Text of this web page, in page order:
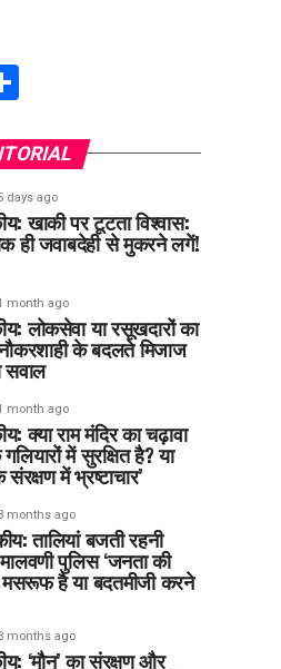
days ago
खाकी पर टूटता विश्वास:
ही जवाबदेही से मुकरने लगें!
month ago
लोकसेवा या रसूखदारों का
के बदलते मिजाज
सवाल
month ago
क्या राम मंदिर का चढ़ावा
में सुरक्षित है? या
संरक्षण में भ्रष्टाचार’
months ago
तालियां बजती रहनी
पुलिस ‘जनता की
मसरूफ है या बदतमीजी करने
months ago
‘मौन’ का संरक्षण और